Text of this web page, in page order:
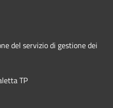
del servizio di gestione dei
TP